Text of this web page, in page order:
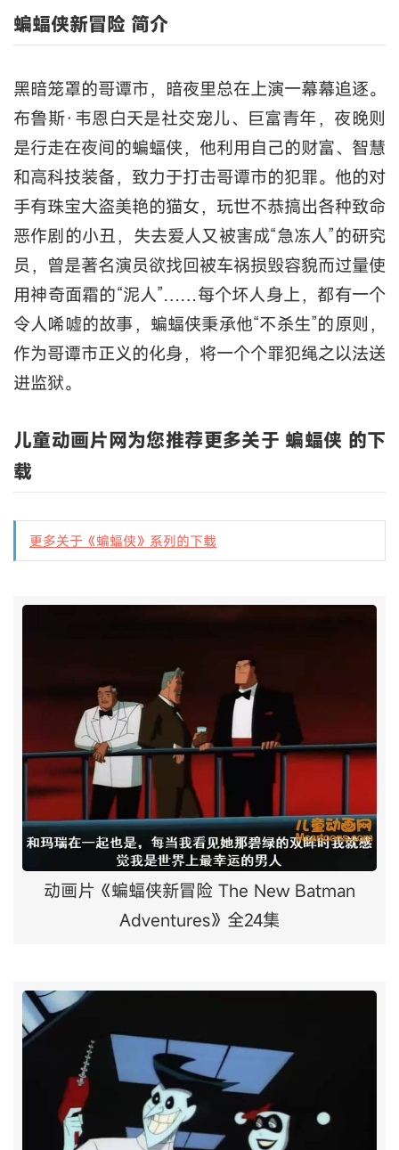
蝙蝠侠新冒险 简介
黑暗笼罩的哥谭市，暗夜里总在上演一幕幕追逐。
布鲁斯·韦恩白天是社交宠儿、巨富青年，夜晚则
是行走在夜间的蝙蝠侠，他利用自己的财富、智慧
和高科技装备，致力于打击哥谭市的犯罪。他的对
手有珠宝大盗美艳的猫女，玩世不恭搞出各种致命
恶作剧的小丑，失去爱人又被害成“急冻人”的研究
员，曾是著名演员欲找回被车祸损毁容貌而过量使
用神奇面霜的“泥人”……每个坏人身上，都有一个
令人唏嘘的故事，蝙蝠侠秉承他“不杀生”的原则，
作为哥谭市正义的化身，将一个个罪犯绳之以法送
进监狱。
儿童动画片网为您推荐更多关于 蝙蝠侠 的下
载
更多关于《蝙蝠侠》系列的下载
动画片《蝙蝠侠新冒险 The New Batman
Adventures》全24集